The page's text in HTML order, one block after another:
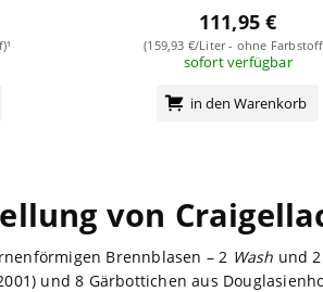
111,95 €
(159,93 €/Liter - ohne
sofort verfügbar
in den Warenkorb
von
Brennblasen – 2 Wash und
und 8 Gärbottichen aus